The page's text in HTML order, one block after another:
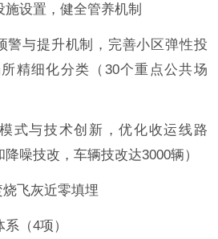
设置，健全管养机制
警与提升机制，完善小区弹性投
精细化分类（30个重点公共场
式与技术创新，优化收运线路
降噪技改，车辆技改达3000辆）
飞灰近零填埋
系（4项）